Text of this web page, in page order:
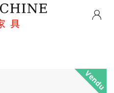
Vendu